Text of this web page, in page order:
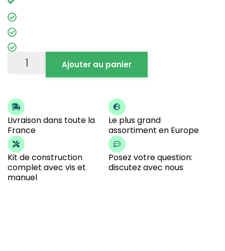
Ajouter au panier
Livraison dans toute la
France
Le plus grand
assortiment en Europe
Kit de construction
complet avec vis et
manuel
Posez votre question:
discutez avec nous